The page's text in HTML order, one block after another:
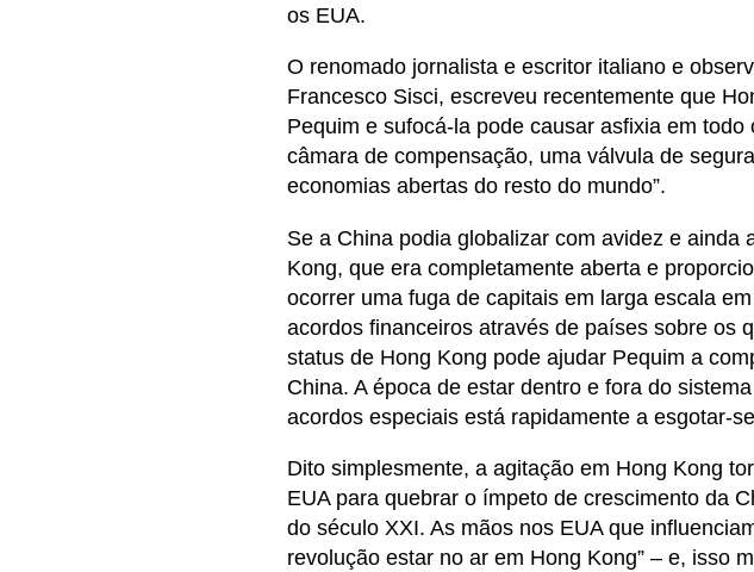
os EUA.
O renomado jornalista e escritor italiano e
Francesco Sisci, escreveu recentemente que
Pequim e sufocá-la pode causar asfixia em
câmara de compensação, uma válvula de
economias abertas do resto do mundo”.
Se a China podia globalizar com avidez e
Kong, que era completamente aberta e
ocorrer uma fuga de capitais em larga escala
acordos financeiros através de países sobre os
status de Hong Kong pode ajudar Pequim a
China. A época de estar dentro e fora do
acordos especiais está rapidamente a esgotar-se
Dito simplesmente, a agitação em Hong Kong
EUA para quebrar o ímpeto de crescimento da
do século XXI. As mãos nos EUA que
revolução estar no ar em Hong Kong” – e, isso